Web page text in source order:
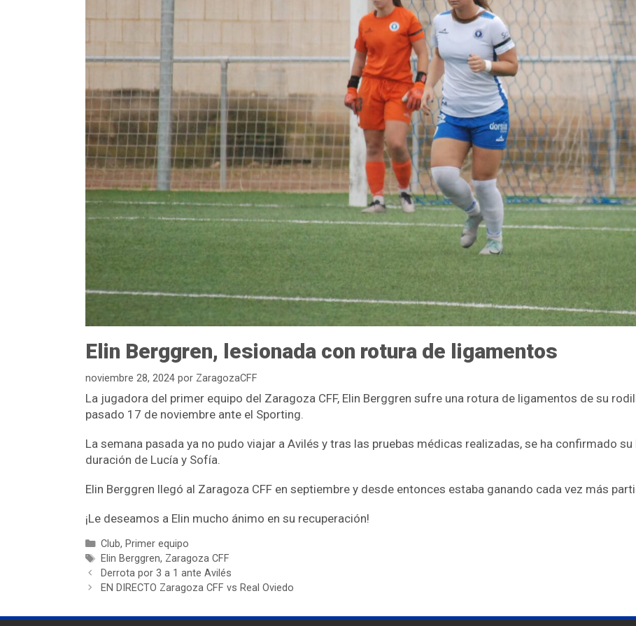
Elin Berggren, lesionada con rotura de ligamentos
noviembre 28, 2024 por ZaragozaCFF
La jugadora del primer equipo del Zaragoza CFF, Elin Berggren sufre una rotura de ligamentos de su
pasado 17 de noviembre ante el Sporting.
La semana pasada ya no pudo viajar a Avilés y tras las pruebas médicas realizadas, se ha confirmado
duración de Lucía y Sofía.
Elin Berggren llegó al Zaragoza CFF en septiembre y desde entonces estaba ganando cada vez más
¡Le deseamos a Elin mucho ánimo en su recuperación!
Club, Primer equipo
Elin Berggren, Zaragoza CFF
Derrota por 3 a 1 ante Avilés
EN DIRECTO Zaragoza CFF vs Real Oviedo